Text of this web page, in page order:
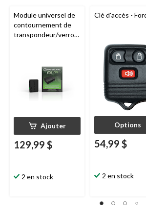
Module universel de
contournement de
transpondeur/verroui
Ajouter
129,99 $
2 en stock
Clé d'accès -
Options
54,99 $
2 en stock